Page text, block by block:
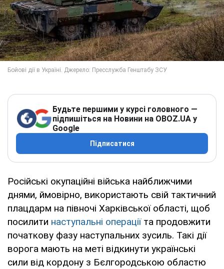
Будьте першими у курсі головного —
підпишіться на Новини на OBOZ.UA у
Google
Підписатися
Російські окупаційні війська найближчими
днями, ймовірно, використають свій тактичний
плацдарм на півночі Харківської області, щоб
посилити наступальні операціїта продовжити
початкову фазу наступальних зусиль. Такі дії
ворога мають на меті відкинути українські
сили від кордону з Бєлгородською областю